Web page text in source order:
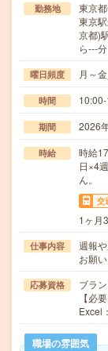
勤務地
東京
東京
京都)
ら---分
曜日頻度 月～
時間
期間 2026
時給
時給
日×4
ん。
交
1ヶ月
仕事内容
週報
お願
応募資格
ブラ
【必
Excel
職場の雰囲気